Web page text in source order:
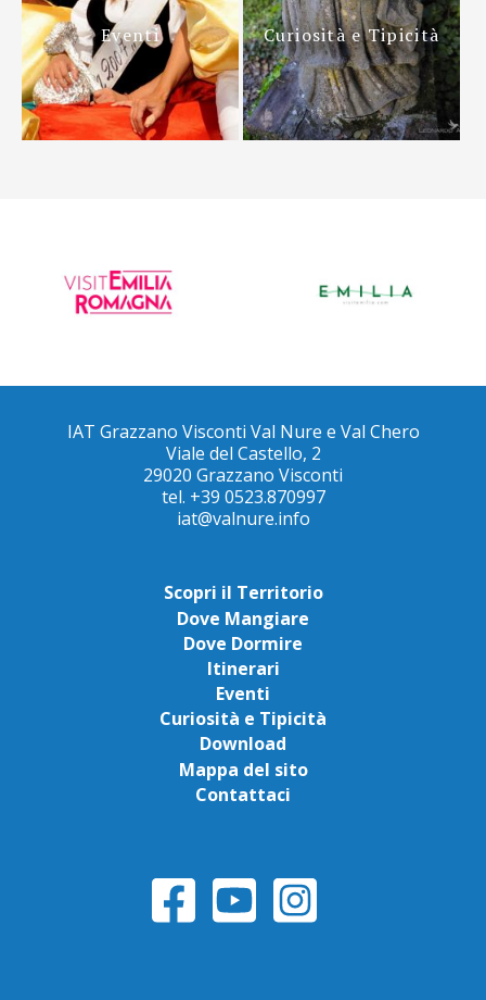
Eventi Curiosità e Tipicità
IAT Grazzano Visconti Val Nure e Val Chero
Viale del Castello, 2
29020 Grazzano Visconti
tel. +39 0523.870997
iat@valnure.info
Scopri il Territorio
Dove Mangiare
Dove Dormire
Itinerari
Eventi
Curiosità e Tipicità
Download
Mappa del sito
Contattaci